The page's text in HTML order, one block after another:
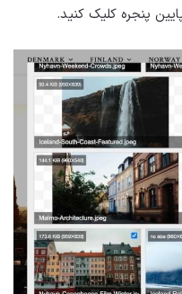
پنجره کلیک کنید.